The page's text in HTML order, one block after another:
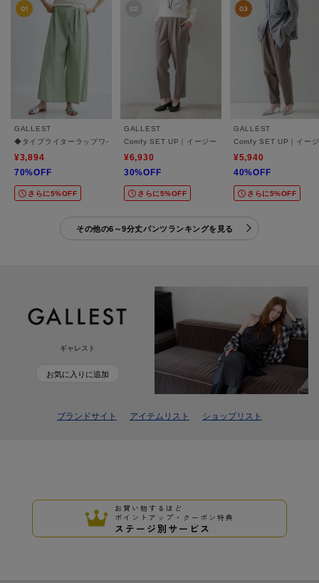
GALLEST
◆タイプライターラップワイドパンツ
¥3,894
70%OFF
さらに5%OFF
GALLEST
Comfy SET UP｜イージーテーパードパンツ【セットア
¥6,930
30%OFF
さらに5%OFF
GALLEST
Comfy SET UP｜イー
¥5,940
40%OFF
さらに5%OFF
その他の6～9分丈パンツランキングを見る
ギャレスト
お気に入りに追加
ブランドサイト アイテムリスト ショップリスト
お買い物するほど
ポイントアップ・クーポン特典
ステージ別サービス